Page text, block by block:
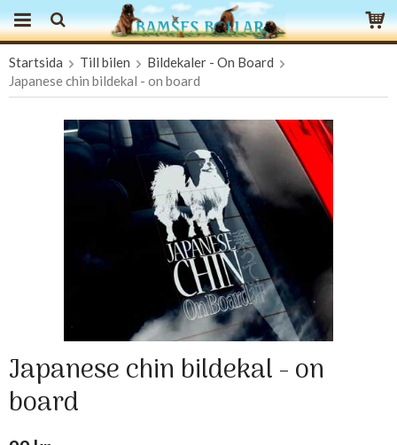
Produkten har blivit tillagd i varukorgen
Startsida Till bilen
Bildekaler - On Board
Japanese chin bildekal - on board
Japanese chin bildekal - on
board